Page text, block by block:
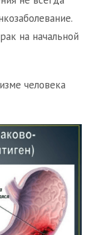
на начальной
человека